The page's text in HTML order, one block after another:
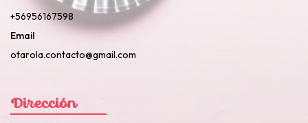
+56956167598
Email
otarola.contacto@gmail.com
Dirección